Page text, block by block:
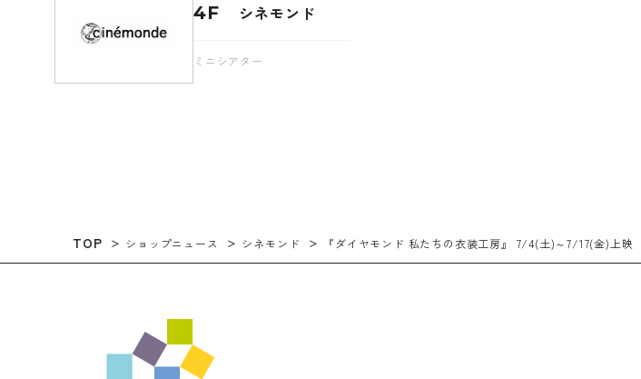
4F シネモンド
ミニシアター
TOP ショップニュース シネモンド 『ダイヤモンド 私たちの衣装工房』 7/4(土)～7/17(金)上映